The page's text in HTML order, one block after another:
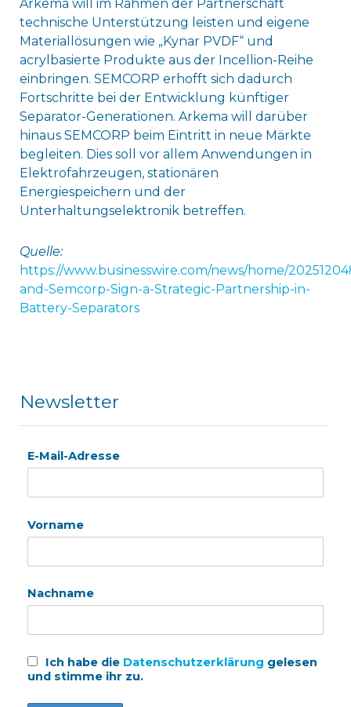
Arkema will im Rahmen der Partnerschaft
technische Unterstützung leisten und eigene
Materiallösungen wie „Kynar PVDF“ und
acrylbasierte Produkte aus der Incellion-Reihe
einbringen. SEMCORP erhofft sich dadurch
Fortschritte bei der Entwicklung künftiger
Separator-Generationen. Arkema will darüber
hinaus SEMCORP beim Eintritt in neue Märkte
begleiten. Dies soll vor allem Anwendungen in
Elektrofahrzeugen, stationären
Energiespeichern und der
Unterhaltungselektronik betreffen.
Quelle:
https://www.businesswire.com/news/home/
and-Semcorp-Sign-a-Strategic-Partnership-in-
Battery-Separators
Newsletter
E-Mail-Adresse
Vorname
Nachname
Ich habe die Datenschutzerklärung gelesen
und stimme ihr zu.